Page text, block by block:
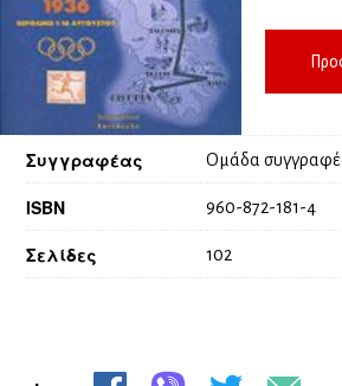
Συγγραφέας Ομάδα
ISBN 960-872-181-4
Σελίδες 102